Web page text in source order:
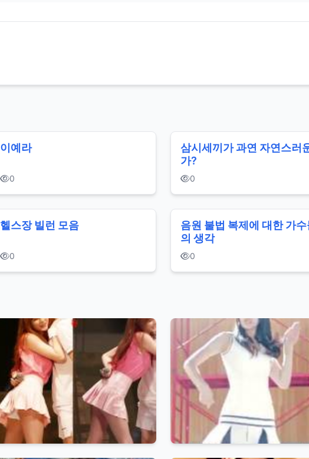
이예라
0
삼시세끼가 과연 자연스러
가?
0
헬스장 빌런 모음
0
음원 불법 복제에 대한 가
의 생각
0